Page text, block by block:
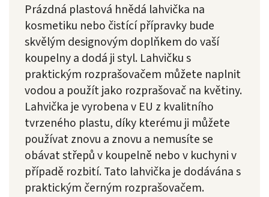
Prázdná plastová hnědá lahvička na
kosmetiku nebo čistící přípravky bude
skvělým designovým doplňkem do vaší
koupelny a dodá ji styl. Lahvičku s
praktickým rozprašovačem můžete naplnit
vodou a použít jako rozprašovač na květiny.
Lahvička je vyrobena v EU z kvalitního
tvrzeného plastu, díky kterému ji můžete
používat znovu a znovu a nemusíte se
obávat střepů v koupelně nebo v kuchyni v
případě rozbití. Tato lahvička je dodávána s
praktickým černým rozprašovačem.